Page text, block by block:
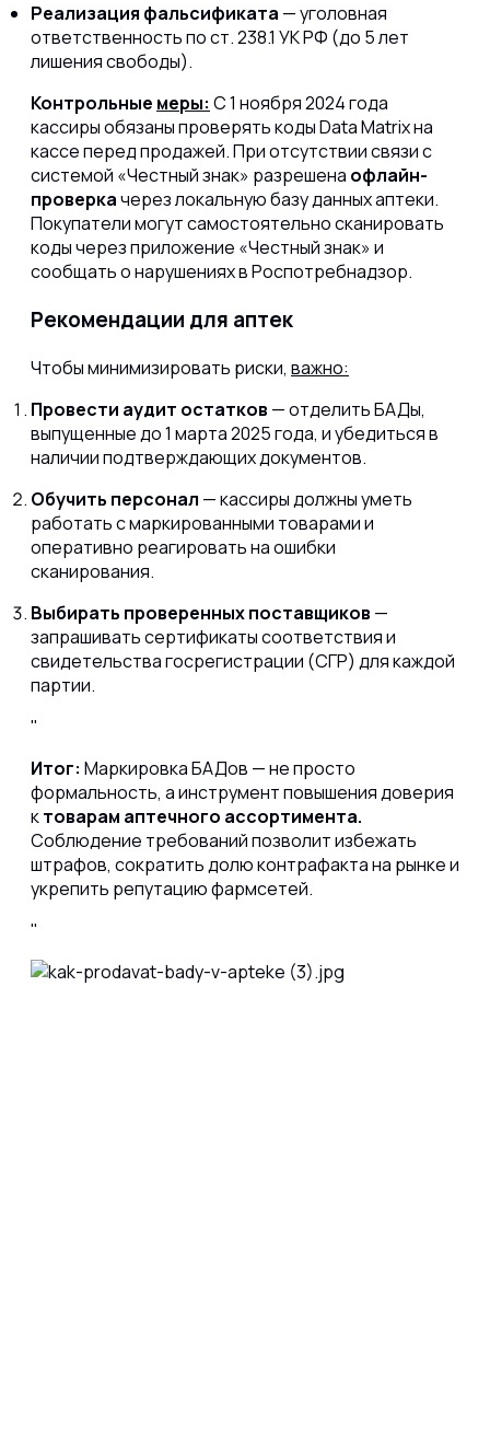
Реализация фальсификата — уголовная
ответственность по ст. 238.1 УК РФ (до 5 лет
лишения свободы).
Контрольные меры: С 1 ноября 2024 года
кассиры обязаны проверять коды Data Matrix на
кассе перед продажей. При отсутствии связи с
системой «Честный знак» разрешена офлайн-
проверкачерез локальную базу данных аптеки.
Покупатели могут самостоятельно сканировать
коды через приложение «Честный знак» и
сообщать о нарушениях в Роспотребнадзор.
Рекомендации для аптек
Чтобы минимизировать риски, важно:
Провести аудит остатков — отделить БАДы,
выпущенные до 1 марта 2025 года, и убедиться в
наличии подтверждающих документов.
Обучить персонал — кассиры должны уметь
работать с маркированными товарами и
оперативно реагировать на ошибки
сканирования.
Выбирать проверенных поставщиков —
запрашивать сертификаты соответствия и
свидетельства госрегистрации (СГР) для каждой
партии.
Итог: Маркировка БАДов — не просто
формальность, а инструмент повышения доверия
ктоварам аптечного ассортимента.
Соблюдение требований позволит избежать
штрафов, сократить долю контрафакта на рынке и
укрепить репутацию фармсетей.